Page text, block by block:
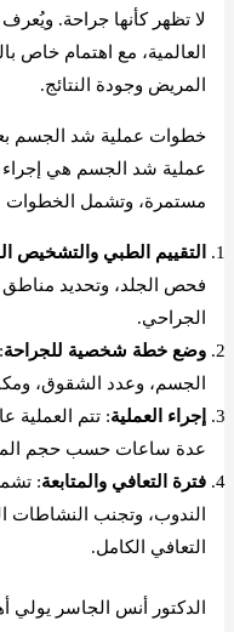
لا تظهر كأنها جراحة.
العالمية، مع اهتمام خاص
المريض وجودة النتائج.
خطوات عملية شد الجسم
عملية شد الجسم هي إجراء
مستمرة، وتشمل الخطوات
التقييم الطبي والتشخيص
فحص الجلد، وتحديد مناطق
الجراحي.
وضع خطة شخصية للجراحة
الجسم، وعدد الشقوق،
إجراء العملية: تتم العملية
عدة ساعات حسب حجم
فترة التعافي والمتابعة:
الندوب، وتجنب النشاطات
التعافي الكامل.
الدكتور أنس الجاسر يولي